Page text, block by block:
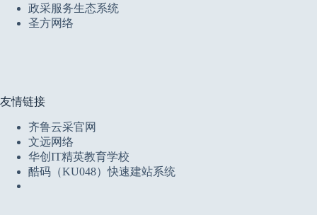
政采服务生态系统
圣方网络
友情链接
齐鲁云采官网
文远网络
华创IT精英教育学校
酷码（KU048）快速建站系统